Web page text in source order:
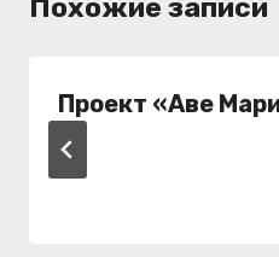
Проект «Аве